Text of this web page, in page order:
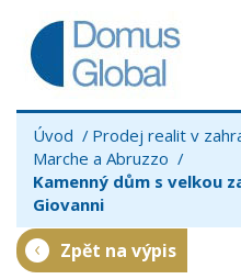
Úvod Prodej realit v
Marche a Abruzzo
Kamenný dům s velkou
Giovanni
Zpět na výpis